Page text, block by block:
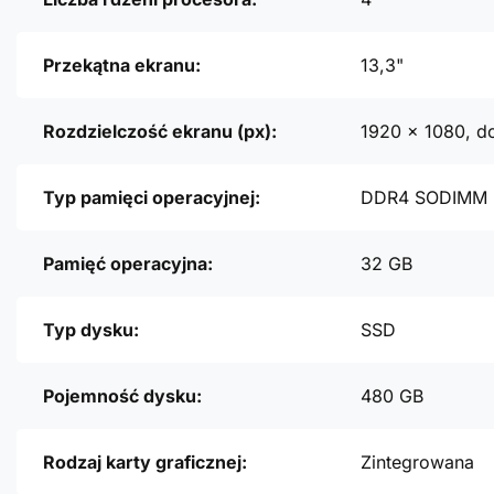
Przekątna ekranu: 13,3"
Rozdzielczość ekranu (px): 1920 x 1080,
Typ pamięci operacyjnej: DDR4 SODIMM
Pamięć operacyjna: 32 GB
Typ dysku: SSD
Pojemność dysku: 480 GB
Rodzaj karty graficznej: Zintegrowana